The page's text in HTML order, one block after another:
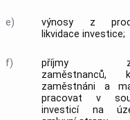
e)
výnosy z
likvidace investice;
f)
příjmy
zaměstnanců,
zaměstnáni a
pracovat v
investicí na